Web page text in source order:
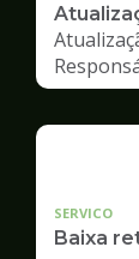
SERVICO
Baixa